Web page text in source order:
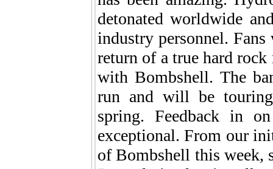
detonated worldwide
industry personnel.
return of a true hard
with Bombshell. The
run and will be
spring. Feedback in
exceptional. From our
of Bombshell this week,